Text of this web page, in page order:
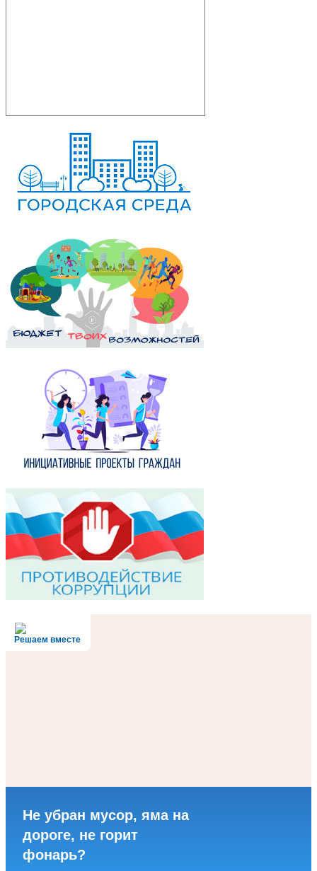
Решаем вместе
Не убран мусор, яма на
дороге, не горит
фонарь?